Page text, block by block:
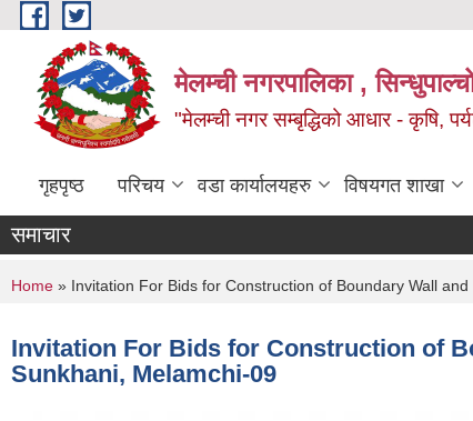
Skip to main content
मेलम्ची नगरपालिका ,
"मेलम्ची नगर सम्बृद्धिको आधार - कृषि,
गृहपृष्ठ परिचय वडा कार्यालयहरु विषयगत शाखा
समाचार
You are here
Home » Invitation For Bids for Construction of Boundary Wall
Invitation For Bids for Construction of
Sunkhani, Melamchi-09